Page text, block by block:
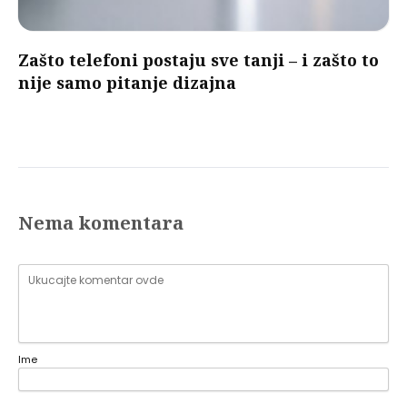
Zašto telefoni postaju sve tanji – i zašto to
nije samo pitanje dizajna
Nema komentara
Ime